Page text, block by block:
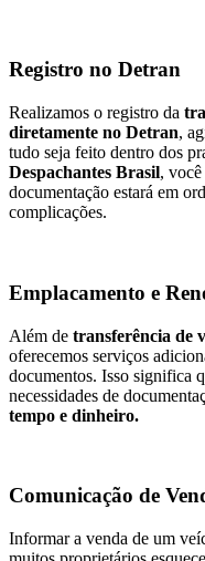
Registro no Detran
Realizamos o registro da
diretamente no Detran,
tudo seja feito dentro dos
Despachantes Brasil, você
documentação estará em
complicações.
Emplacamento e
Além de transferência de
oferecemos serviços
documentos. Isso significa
necessidades de
tempo e dinheiro.
Comunicação de
Informar a venda de um